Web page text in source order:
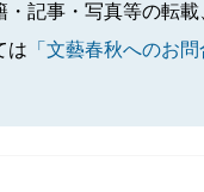
記事・写真等の転載
は 「文藝春秋へのお問